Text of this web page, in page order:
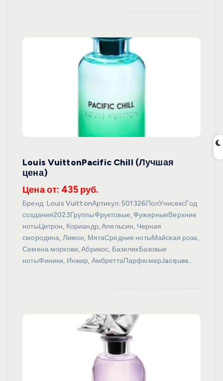
Louis VuittonPacific Chill (Лучшая
цена)
Цена от: 435 руб.
Бренд: Louis VuittonАртикул: 501326ПолУнисексГод
создания2023ГруппыФруктовые, ФужерныеВерхние
нотыЦитрон, Кориандр, Апельсин, Черная
смородина, Лимон, МятаСредние нотыМайская роза,
Семена моркови, Абрикос, БазиликБазовые
нотыФиники, Инжир, АмбреттаПарфюмерJacques…